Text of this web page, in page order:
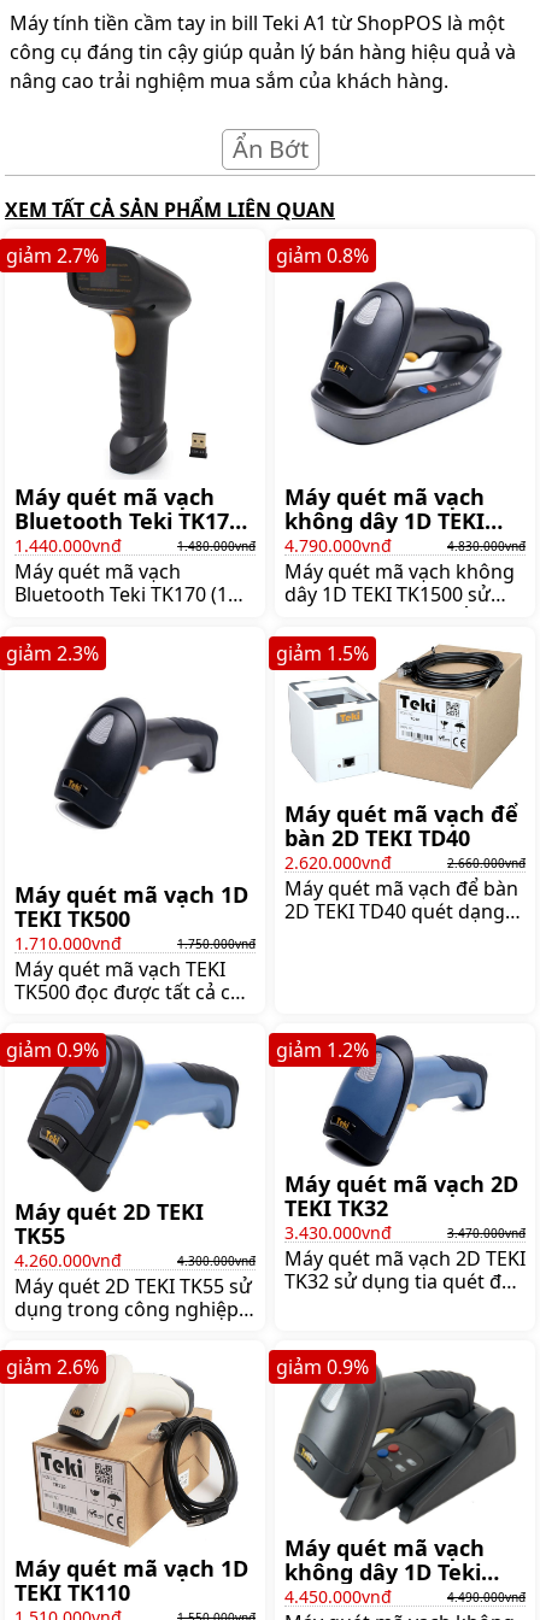
Máy tính tiền cầm tay in bill Teki A1 từ ShopPOS là một
công cụ đáng tin cậy giúp quản lý bán hàng hiệu quả và
nâng cao trải nghiệm mua sắm của khách hàng.
Ẩn Bớt
XEM TẤT CẢ SẢN PHẨM LIÊN QUAN
Máy quét mã vạch
Bluetooth Teki TK170
(1D)
1.440.000vnđ 1.480.000vnđ
Máy quét mã vạch
Bluetooth Teki TK170 (1D)
trong khoảng cách truyền
10m giúp thao tác dễ
nhau, Giá:1.480.000 đ
giảm 2.7%
Máy quét mã vạch
không dây 1D TEKI
TK1500
4.790.000vnđ 4.830.000vnđ
Máy quét mã vạch không
dây 1D TEKI TK1500 sử
được dùng rộng rãi trong
việc kiểm kho, bán hàng.
Máy có bộ nhớ trong giúp
lưu giữ dữ liệu lớn,
Giá:4.830.000 đ
giảm 0.8%
Máy quét mã vạch 1D
TEKI TK500
1.710.000vnđ 1.750.000vnđ
Máy quét mã vạch TEKI
TK500 đọc được tất cả các
tia quét đèn Led đỏ, với
tốc độ 300 mã/giây,
Giá:1.750.000 đ
giảm 2.3%
Máy quét mã vạch để
bàn 2D TEKI TD40
2.620.000vnđ 2.660.000vnđ
Máy quét mã vạch để bàn
2D TEKI TD40 quét dạng
giảm 1.5%
Máy quét 2D TEKI
TK55
4.260.000vnđ 4.300.000vnđ
Máy quét 2D TEKI TK55 sử
dụng trong công nghiệp.
300scan/s nhanh chóng
và thuận tiện,
Giá:4.300.000 đ
giảm 0.9%
Máy quét mã vạch 2D
TEKI TK32
3.430.000vnđ 3.470.000vnđ
Máy quét mã vạch 2D TEKI
TK32 sử dụng tia quét đèn
khả năng quét mã vạch
thẻ BHYT nhanh nhất,
Giá:3.470.000 đ
giảm 1.2%
Máy quét mã vạch 1D
TEKI TK110
giảm 2.6%
Máy quét mã vạch
không dây 1D Teki
TK1500 V2 (2.4 Ghz +
4.450.000vnđ 4.490.000vnđ
giảm 0.9%